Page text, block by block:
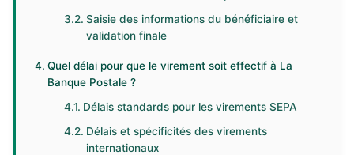
Saisie des informations du bénéficiaire et
validation finale
Quel délai pour que le virement soit effectif à La
Banque Postale ?
Délais standards pour les virements SEPA
Délais et spécificités des virements
internationaux